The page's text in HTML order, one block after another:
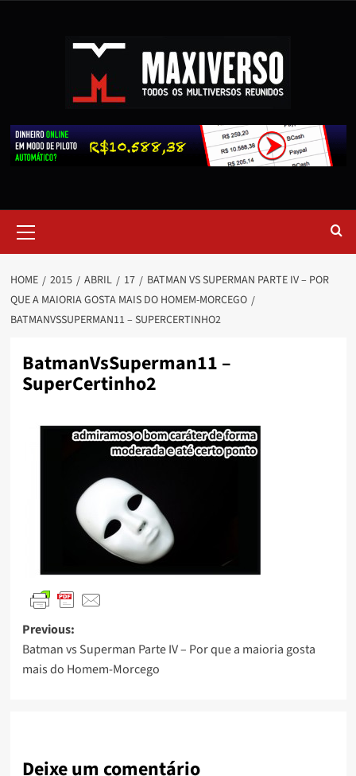
HOME 2015 ABRIL 17
BATMAN VS SUPERMAN PARTE IV – POR
QUE A MAIORIA GOSTA MAIS DO HOMEM-MORCEGO
BATMANVSSUPERMAN11 – SUPERCERTINHO2
BatmanVsSuperman11 –
SuperCertinho2
Previous:
Batman vs Superman Parte IV – Por que a maioria gosta
mais do Homem-Morcego
Deixe um comentário